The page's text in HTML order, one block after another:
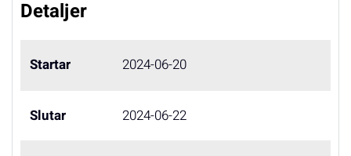
Detaljer
Startar 2024-06-20
Slutar 2024-06-22